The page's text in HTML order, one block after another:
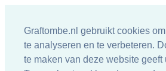
Graftombe.nl gebruikt cookies
te analyseren en te verbeteren.
te maken van deze website geeft